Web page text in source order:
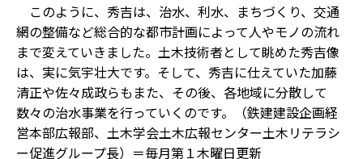
このように、秀吉は、治水、利水、まちづくり、交通
網の整備など総合的な都市計画によって人やモノの流れ
まで変えていきました。土木技術者として眺めた秀吉像
は、実に気宇壮大です。そして、秀吉に仕えていた加藤
清正や佐々成政らもまた、その後、各地域に分散して
数々の治水事業を行っていくのです。（鉄建建設企画経
営本部広報部、土木学会土木広報センター土木リテラシ
ー促進グループ長）＝毎月第１木曜日更新